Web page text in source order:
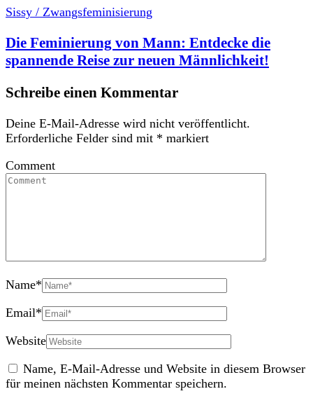
Sissy / Zwangsfeminisierung
Die Feminierung von Mann: Entdecke die
spannende Reise zur neuen Männlichkeit!
Schreibe einen Kommentar
Deine E-Mail-Adresse wird nicht veröffentlicht.
Erforderliche Felder sind mit * markiert
Comment
Name*
Email*
Website
Name, E-Mail-Adresse und Website in diesem Browser
für meinen nächsten Kommentar speichern.